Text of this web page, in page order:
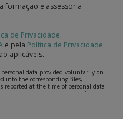
formação e assessoria
de Privacidade.
e pela Política de Privacidade
aplicáveis.
personal data provided voluntarily on
into the corresponding files,
reported at the time of personal data
its purpose may be any of the
or question, established